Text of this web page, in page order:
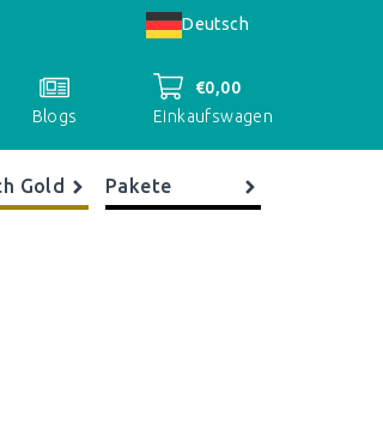
Deutsch
Blogs
€0,00
Einkaufswagen
Gold Pakete